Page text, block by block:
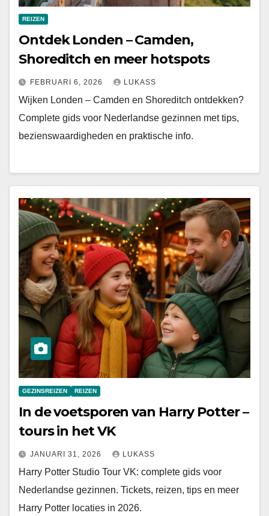
REIZEN
Ontdek Londen – Camden,
Shoreditch en meer hotspots
FEBRUARI 6, 2026 LUKASS
Wijken Londen – Camden en Shoreditch ontdekken?
Complete gids voor Nederlandse gezinnen met tips,
bezienswaardigheden en praktische info.
GEZINSREIZEN REIZEN
In de voetsporen van Harry Potter –
tours in het VK
JANUARI 31, 2026 LUKASS
Harry Potter Studio Tour VK: complete gids voor
Nederlandse gezinnen. Tickets, reizen, tips en meer
Harry Potter locaties in 2026.